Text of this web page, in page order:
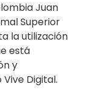
Juan
Superior
la utilización
está
y
Digital.